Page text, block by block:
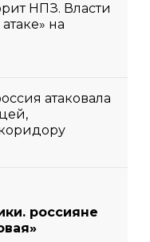
НПЗ. Власти
на
атаковала
россияне